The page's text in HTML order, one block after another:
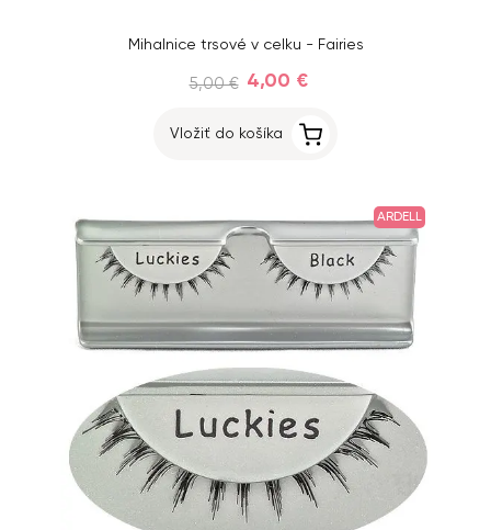
Mihalnice trsové v celku - Fairies
5,00 € 4,00 €
Vložiť do košíka
ARDELL